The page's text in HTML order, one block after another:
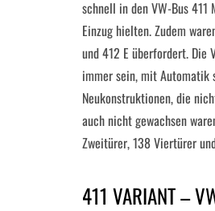
schnell in den VW-Bus
Einzug hielten. Zudem
und 412 E überfordert. Die
immer sein, mit Automatik
Neukonstruktionen, die
auch nicht gewachsen
Zweitürer, 138 Viertürer
411 VARIANT –